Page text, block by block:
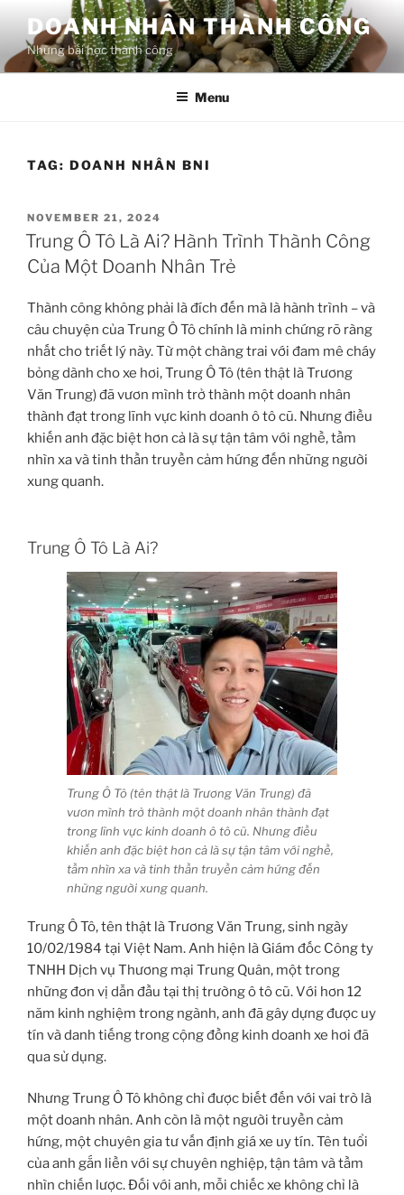
content
DOANH NHÂN THÀNH CÔNG
Những bài học thành công
Menu
TAG: DOANH NHÂN BNI
POSTED
ON
NOVEMBER 21, 2024
Trung Ô Tô Là Ai? Hành Trình Thành Công
Của Một Doanh Nhân Trẻ
Thành công không phải là đích đến mà là hành trình – và
câu chuyện của Trung Ô Tô chính là minh chứng rõ ràng
nhất cho triết lý này. Từ một chàng trai với đam mê cháy
bỏng dành cho xe hơi, Trung Ô Tô (tên thật là Trương
Văn Trung) đã vươn mình trở thành một doanh nhân
thành đạt trong lĩnh vực kinh doanh ô tô cũ. Nhưng điều
khiến anh đặc biệt hơn cả là sự tận tâm với nghề, tầm
nhìn xa và tinh thần truyền cảm hứng đến những người
xung quanh.
Trung Ô Tô Là Ai?
Trung Ô Tô (tên thật là Trương Văn Trung) đã
vươn mình trở thành một doanh nhân thành đạt
trong lĩnh vực kinh doanh ô tô cũ. Nhưng điều
khiến anh đặc biệt hơn cả là sự tận tâm với nghề,
tầm nhìn xa và tinh thần truyền cảm hứng đến
những người xung quanh.
Trung Ô Tô, tên thật là Trương Văn Trung, sinh ngày
10/02/1984 tại Việt Nam. Anh hiện là Giám đốc Công ty
TNHH Dịch vụ Thương mại Trung Quân, một trong
những đơn vị dẫn đầu tại thị trường ô tô cũ. Với hơn 12
năm kinh nghiệm trong ngành, anh đã gây dựng được uy
tín và danh tiếng trong cộng đồng kinh doanh xe hơi đã
qua sử dụng.
Nhưng Trung Ô Tô không chỉ được biết đến với vai trò là
một doanh nhân. Anh còn là một người truyền cảm
hứng, một chuyên gia tư vấn định giá xe uy tín. Tên tuổi
của anh gắn liền với sự chuyên nghiệp, tận tâm và tầm
nhìn chiến lược. Đối với anh, mỗi chiếc xe không chỉ là